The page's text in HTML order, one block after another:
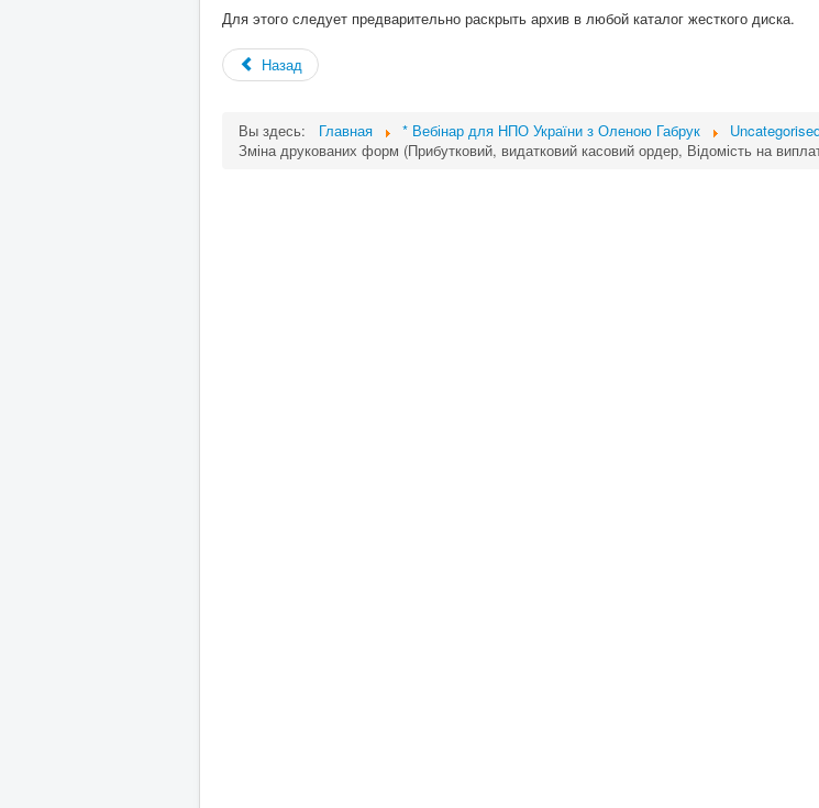
Для этого следует предварительно раскрыть архив в любой каталог жесткого диска.
Назад
Вы здесь: Главная * Вебінар для НПО України з Оленою Габрук
Зміна друкованих форм (Прибутковий, видатковий касовий ордер, Відомість на